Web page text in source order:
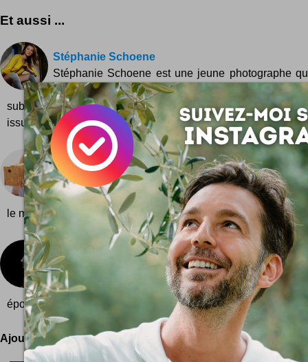
Et aussi ...
Stéphanie Schoene
Stéphanie Schoene est une jeune photographe
mode et le fashion bien hype. Elle a un oeil sur le
sublimer par la photo ! En fait, elle a même deux yeux :)
issues du portfolio de Stéphanie Schoene ... R...
Ryohei Yoshiyuki peint le pain
Peindre sur du pain ... une idée gourmande !
Ryohei Yoshiyuki : concevoir un pain qui puisse
le modèle d'une palette...
L'homme aux deux visages
Une photo troublante et édifiante pour un portrait
temps à autres je tombe sur une photo à la
époustouflante au détour d'une ballade impromp...
Ajoutez votre avis !